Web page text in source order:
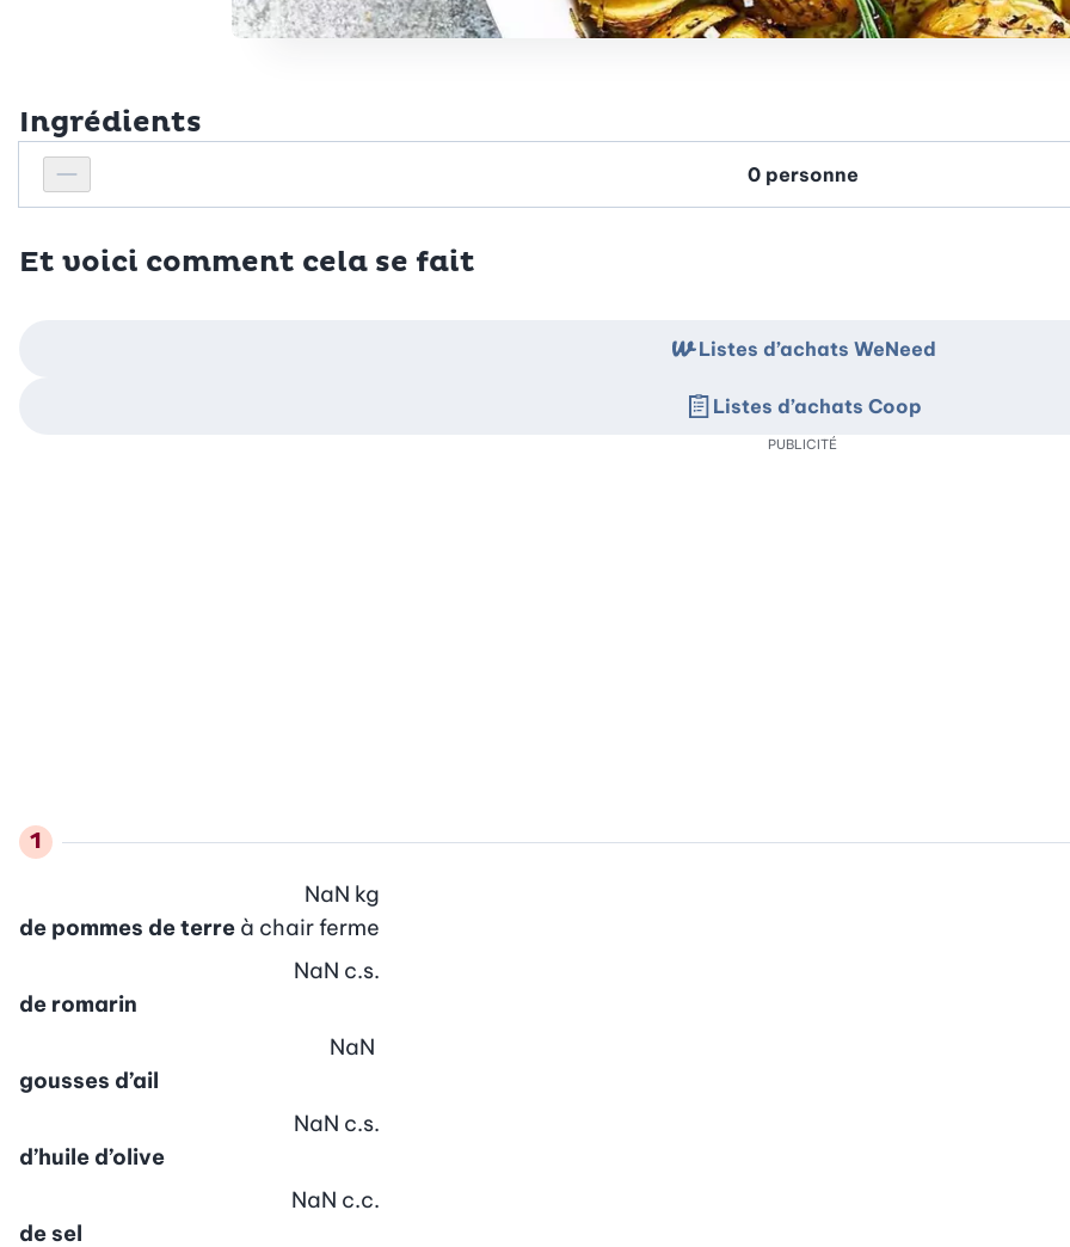
Ingrédients
Réduire le nombre de personnes
Personnes
Et voici comment cela se fait
de pommes de terre à chair ferme
NaN kg
de romarin
NaN c.s.
gousses d’ail
NaN
d’huile d’olive
NaN c.s.
de sel
NaN c.c.
Listes d’achats WeNeed
Listes d’achats Coop
PUBLICITÉ